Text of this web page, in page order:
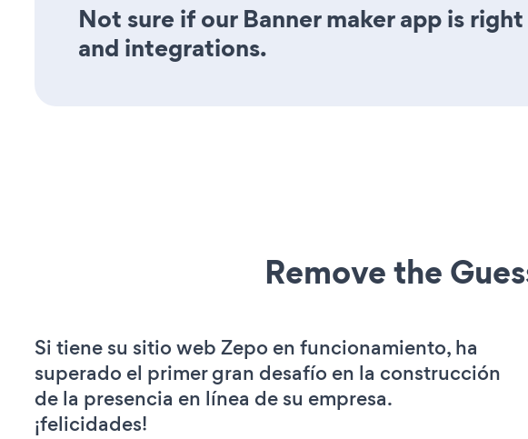
Not sure if our Banner maker app is
and integrations.
Remove the
Si tiene su sitio web Zepo en funcionamiento, ha
superado el primer gran desafío en la construcción
de la presencia en línea de su empresa.
¡felicidades!